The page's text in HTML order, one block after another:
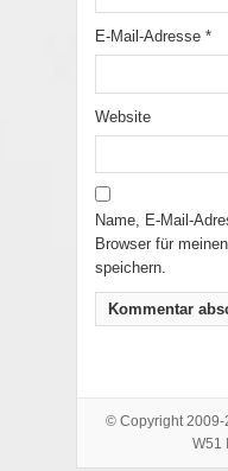
E-Mail-Adresse *
Website
Name, E-Mail-
Browser für
speichern.
© Copyright 2009-
W51